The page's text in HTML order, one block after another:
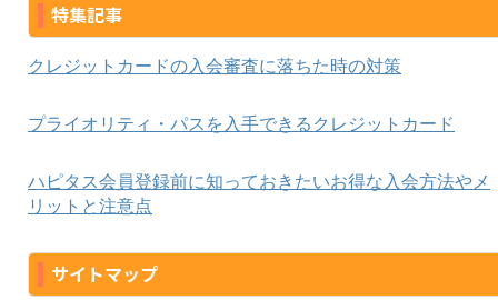
特集記事
クレジットカードの入会審査に落ちた時の対策
プライオリティ・パスを入手できるクレジットカード
ハピタス会員登録前に知っておきたいお得な入会方法やメ
リットと注意点
サイトマップ